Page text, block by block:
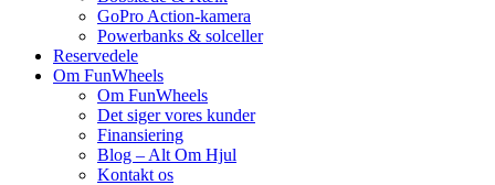
GoPro Action-kamera
Powerbanks & solceller
Reservedele
Om FunWheels
Om FunWheels
Det siger vores kunder
Finansiering
Blog – Alt Om Hjul
Kontakt os